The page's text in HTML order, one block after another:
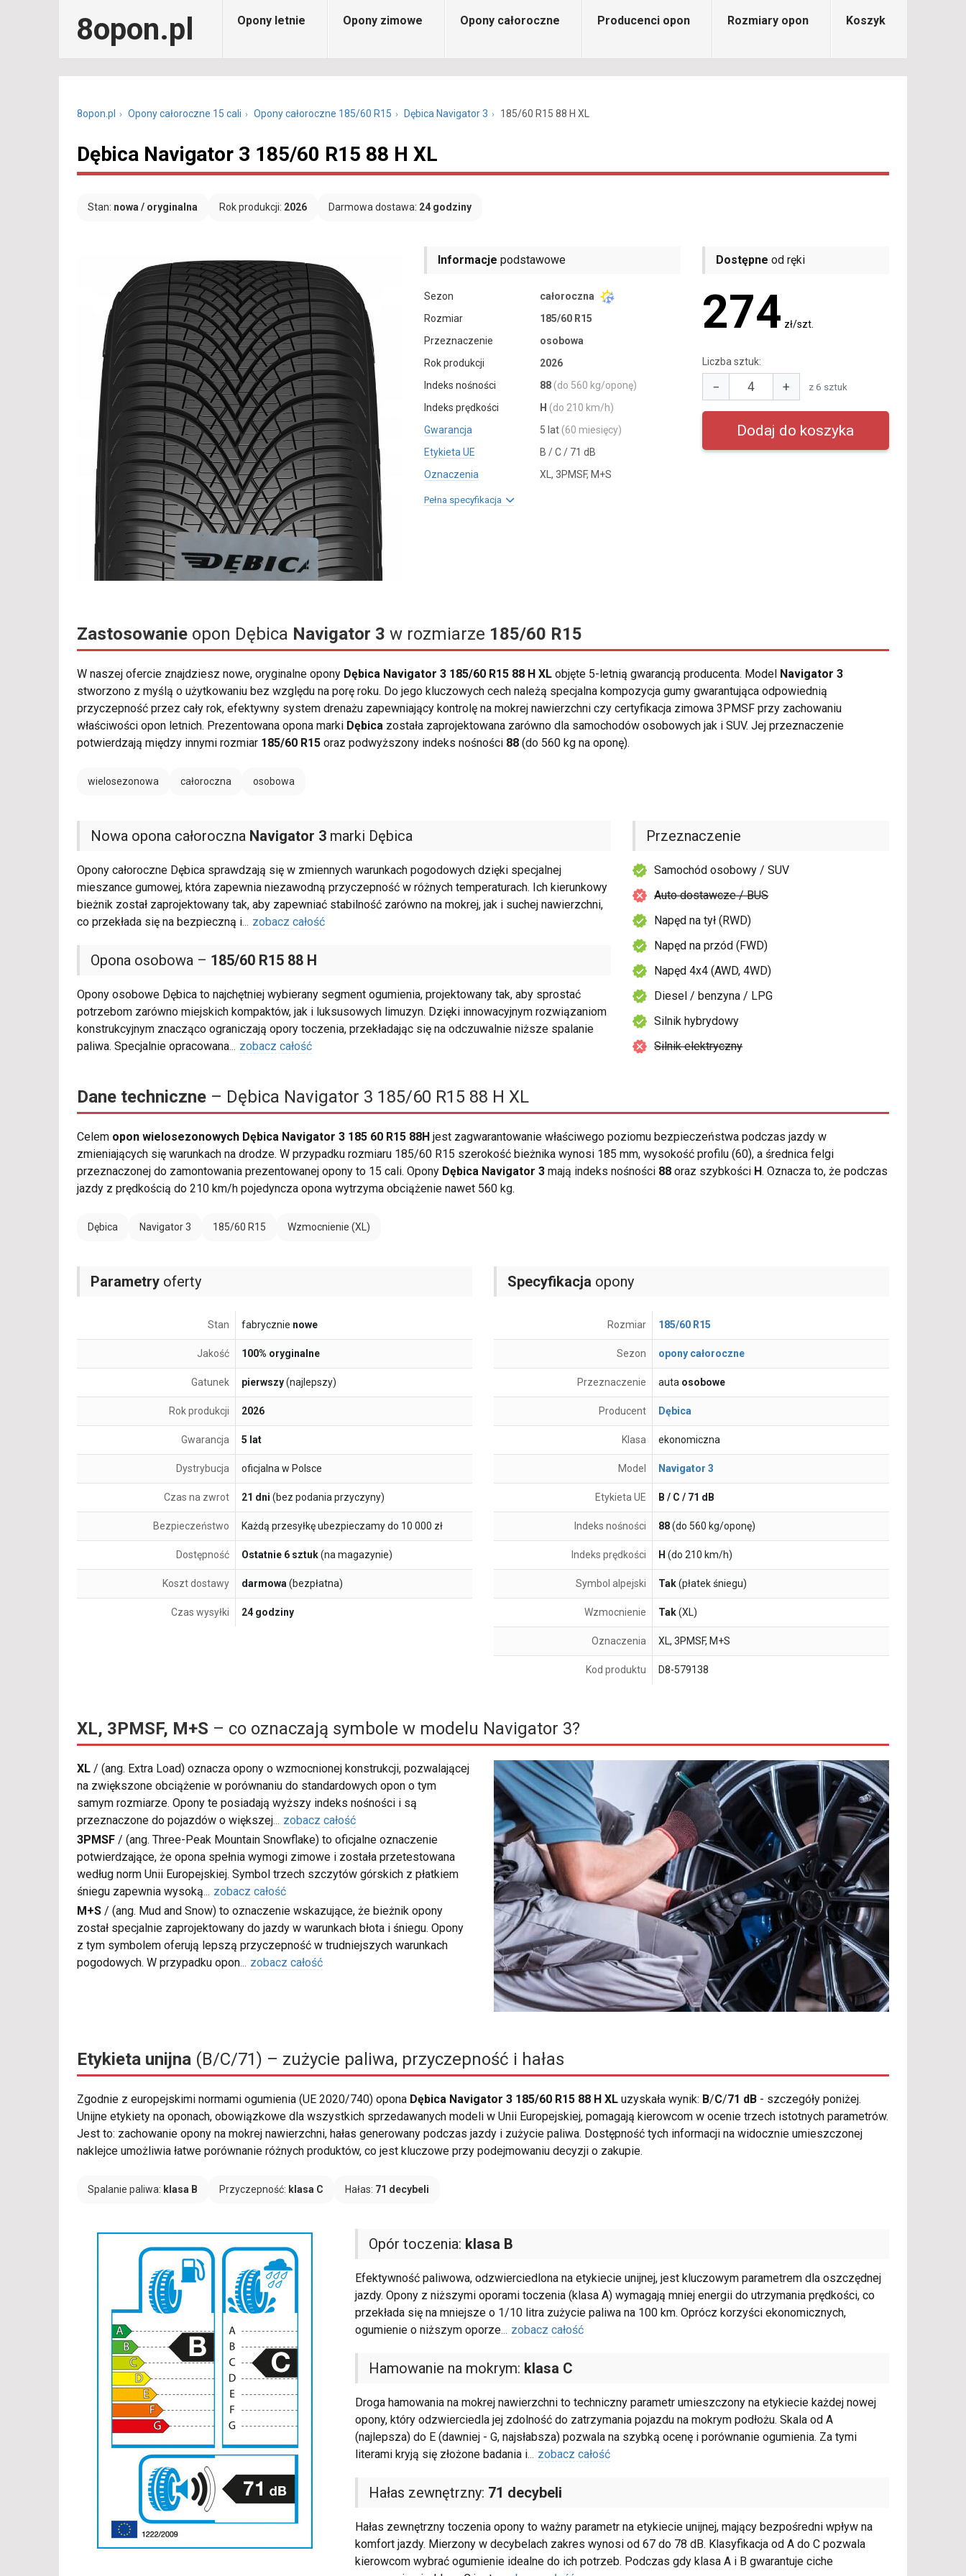
8opon.pl Opony letnie Opony zimowe Opony całoroczne Producenci opon Rozmiary opon Koszyk
8opon.pl Opony całoroczne 15 cali Opony całoroczne 185/60 R15 Dębica Navigator 3 185/60 R15 88 H XL
Dębica Navigator 3 185/60 R15 88 H XL
Stan: nowa / oryginalna Rok produkcji: 2026 Darmowa dostawa: 24 godziny
Informacje podstawowe
Sezon
całoroczna
Rozmiar
185/60 R15
Przeznaczenie
osobowa
Rok produkcji
2026
Indeks nośności
88 (do 560 kg/oponę)
Indeks prędkości
H (do 210 km/h)
Gwarancja
5 lat (60 miesięcy)
Etykieta UE
B / C / 71 dB
Oznaczenia
XL, 3PMSF, M+S
Pełna specyfikacja
Dostępne od ręki
274 zł/szt.
Liczba sztuk:
− + z 6 sztuk
Zastosowanie opon Dębica Navigator 3 w rozmiarze 185/60 R15
W naszej ofercie znajdziesz nowe, oryginalne opony Dębica Navigator 3 185/60 R15 88 H XL objęte 5-letnią gwarancją producenta. Model Navigator 3
stworzono z myślą o użytkowaniu bez względu na porę roku. Do jego kluczowych cech należą specjalna kompozycja gumy gwarantująca odpowiednią
przyczepność przez cały rok, efektywny system drenażu zapewniający kontrolę na mokrej nawierzchni czy certyfikacja zimowa 3PMSF przy zachowaniu
właściwości opon letnich. Prezentowana opona marki Dębica została zaprojektowana zarówno dla samochodów osobowych jak i SUV. Jej przeznaczenie
potwierdzają między innymi rozmiar 185/60 R15 oraz podwyższony indeks nośności 88 (do 560 kg na oponę).
wielosezonowa całoroczna osobowa
Nowa opona całoroczna Navigator 3 marki Dębica
Opony całoroczne Dębica sprawdzają się w zmiennych warunkach pogodowych dzięki specjalnej
mieszance gumowej, która zapewnia niezawodną przyczepność w różnych temperaturach. Ich kierunkowy
bieżnik został zaprojektowany tak, aby zapewniać stabilność zarówno na mokrej, jak i suchej nawierzchni,
co przekłada się na bezpieczną i... zobacz całość
Opona osobowa – 185/60 R15 88 H
Opony osobowe Dębica to najchętniej wybierany segment ogumienia, projektowany tak, aby sprostać
potrzebom zarówno miejskich kompaktów, jak i luksusowych limuzyn. Dzięki innowacyjnym rozwiązaniom
konstrukcyjnym znacząco ograniczają opory toczenia, przekładając się na odczuwalnie niższe spalanie
paliwa. Specjalnie opracowana... zobacz całość
Przeznaczenie
Samochód osobowy / SUV
Auto dostawcze / BUS
Napęd na tył (RWD)
Napęd na przód (FWD)
Napęd 4x4 (AWD, 4WD)
Diesel / benzyna / LPG
Silnik hybrydowy
Silnik elektryczny
Dane techniczne – Dębica Navigator 3 185/60 R15 88 H XL
Celem opon wielosezonowych Dębica Navigator 3 185 60 R15 88H jest zagwarantowanie właściwego poziomu bezpieczeństwa podczas jazdy w
zmieniających się warunkach na drodze. W przypadku rozmiaru 185/60 R15 szerokość bieżnika wynosi 185 mm, wysokość profilu (60), a średnica felgi
przeznaczonej do zamontowania prezentowanej opony to 15 cali. Opony Dębica Navigator 3 mają indeks nośności 88 oraz szybkości H. Oznacza to, że podczas
jazdy z prędkością do 210 km/h pojedyncza opona wytrzyma obciążenie nawet 560 kg.
Dębica Navigator 3 185/60 R15 Wzmocnienie (XL)
Parametry oferty
Stan fabrycznie nowe
Jakość 100% oryginalne
Gatunek pierwszy(najlepszy)
Rok produkcji 2026
Gwarancja 5 lat
Dystrybucja oficjalna w Polsce
Czas na zwrot 21 dni (bez podania przyczyny)
Bezpieczeństwo Każdą przesyłkę ubezpieczamy do 10 000 zł
Dostępność Ostatnie 6 sztuk(na magazynie)
Koszt dostawy darmowa(bezpłatna)
Czas wysyłki 24 godziny
Specyfikacja opony
Rozmiar 185/60 R15
Sezon opony całoroczne
Przeznaczenie auta osobowe
Producent Dębica
Klasa ekonomiczna
Model Navigator 3
Etykieta UE B / C / 71 dB
Indeks nośności 88(do 560 kg/oponę)
Indeks prędkości H (do 210 km/h)
Symbol alpejski Tak(płatek śniegu)
Wzmocnienie Tak(XL)
Oznaczenia XL, 3PMSF, M+S
Kod produktu D8-579138
XL, 3PMSF, M+S – co oznaczają symbole w modelu Navigator 3?
XL / (ang. Extra Load) oznacza opony o wzmocnionej konstrukcji, pozwalającej
na zwiększone obciążenie w porównaniu do standardowych opon o tym
samym rozmiarze. Opony te posiadają wyższy indeks nośności i są
przeznaczone do pojazdów o większej... zobacz całość
3PMSF / (ang. Three-Peak Mountain Snowflake) to oficjalne oznaczenie
potwierdzające, że opona spełnia wymogi zimowe i została przetestowana
według norm Unii Europejskiej. Symbol trzech szczytów górskich z płatkiem
śniegu zapewnia wysoką... zobacz całość
M+S / (ang. Mud and Snow) to oznaczenie wskazujące, że bieżnik opony
został specjalnie zaprojektowany do jazdy w warunkach błota i śniegu. Opony
z tym symbolem oferują lepszą przyczepność w trudniejszych warunkach
pogodowych. W przypadku opon... zobacz całość
Etykieta unijna (B/C/71) – zużycie paliwa, przyczepność i hałas
Zgodnie z europejskimi normami ogumienia (UE 2020/740) opona Dębica Navigator 3 185/60 R15 88 H XL uzyskała wynik: B/C/71 dB - szczegóły poniżej.
Unijne etykiety na oponach, obowiązkowe dla wszystkich sprzedawanych modeli w Unii Europejskiej, pomagają kierowcom w ocenie trzech istotnych parametrów.
Jest to: zachowanie opony na mokrej nawierzchni, hałas generowany podczas jazdy i zużycie paliwa. Dostępność tych informacji na widocznie umieszczonej
naklejce umożliwia łatwe porównanie różnych produktów, co jest kluczowe przy podejmowaniu decyzji o zakupie.
Spalanie paliwa: klasa B Przyczepność: klasa C Hałas: 71 decybeli
Opór toczenia: klasa B
Efektywność paliwowa, odzwierciedlona na etykiecie unijnej, jest kluczowym parametrem dla oszczędnej
jazdy. Opony z niższymi oporami toczenia (klasa A) wymagają mniej energii do utrzymania prędkości, co
przekłada się na mniejsze o 1/10 litra zużycie paliwa na 100 km. Oprócz korzyści ekonomicznych,
ogumienie o niższym oporze... zobacz całość
Hamowanie na mokrym: klasa C
Droga hamowania na mokrej nawierzchni to techniczny parametr umieszczony na etykiecie każdej nowej
opony, który odzwierciedla jej zdolność do zatrzymania pojazdu na mokrym podłożu. Skala od A
(najlepsza) do E (dawniej - G, najsłabsza) pozwala na szybką ocenę i porównanie ogumienia. Za tymi
literami kryją się złożone badania i... zobacz całość
Hałas zewnętrzny: 71 decybeli
Hałas zewnętrzny toczenia opony to ważny parametr na etykiecie unijnej, mający bezpośredni wpływ na
komfort jazdy. Mierzony w decybelach zakres wynosi od 67 do 78 dB. Klasyfikacja od A do C pozwala
kierowcom wybrać ogumienie idealne do ich potrzeb. Podczas gdy klasa A i B gwarantuje ciche